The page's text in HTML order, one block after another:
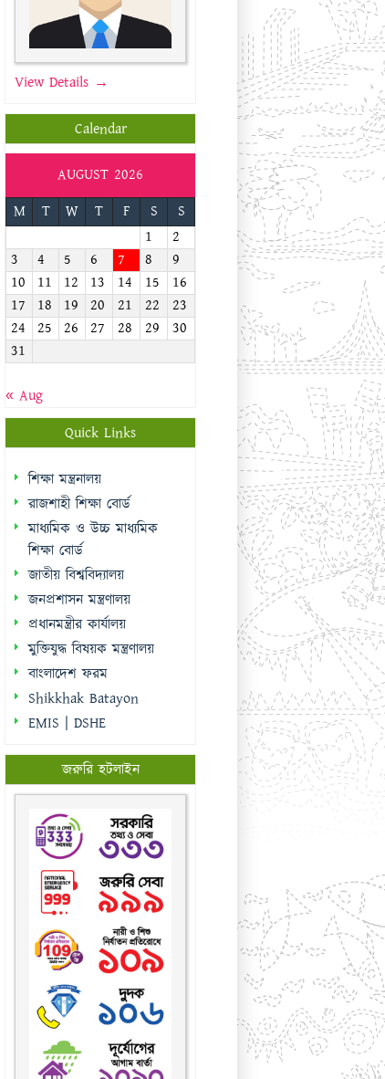
View Details →
Calendar
AUGUST 2026
M
T W T F S
S
1
2
3
4 5 6 7 8
9
10
11 12 13 14 15
16
17
18 19 20 21 22
23
24
25 26 27 28 29
30
31
« Aug
Quick Links
শিক্ষা মন্ত্রনালয়
রাজশাহী শিক্ষা বোর্ড
মাধ্যমিক ও উচ্চ মাধ্যমিক
শিক্ষা বোর্ড
জাতীয় বিশ্ববিদ্যালয়
জনপ্রশাসন মন্ত্রণালয়
প্রধানমন্ত্রীর কার্যালয়
মুক্তিযুদ্ধ বিষয়ক মন্ত্রণালয়
বাংলাদেশ ফরম
Shikkhak Batayon
EMIS | DSHE
জরুরি হটলাইন